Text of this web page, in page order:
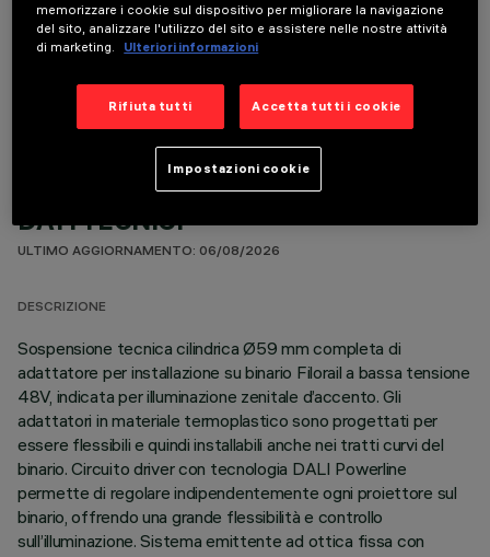
COMPONENTI OPZIONALI
DATI TECNICI
ULTIMO AGGIORNAMENTO: 06/08/2026
DESCRIZIONE
Sospensione tecnica cilindrica Ø59 mm completa di
adattatore per installazione su binario Filorail a bassa tensione
48V, indicata per illuminazione zenitale d’accento. Gli
adattatori in materiale termoplastico sono progettati per
essere flessibili e quindi installabili anche nei tratti curvi del
binario. Circuito driver con tecnologia DALI Powerline
permette di regolare indipendentemente ogni proiettore sul
binario, offrendo una grande flessibilità e controllo
sull’illuminazione. Sistema emittente ad ottica fissa con
memorizzare i cookie sul dispositivo per migliorare la navigazione
del sito, analizzare l'utilizzo del sito e assistere nelle nostre attività
di marketing.
Ulteriori informazioni
Rifiuta tutti Accetta tutti i cookie
Impostazioni cookie